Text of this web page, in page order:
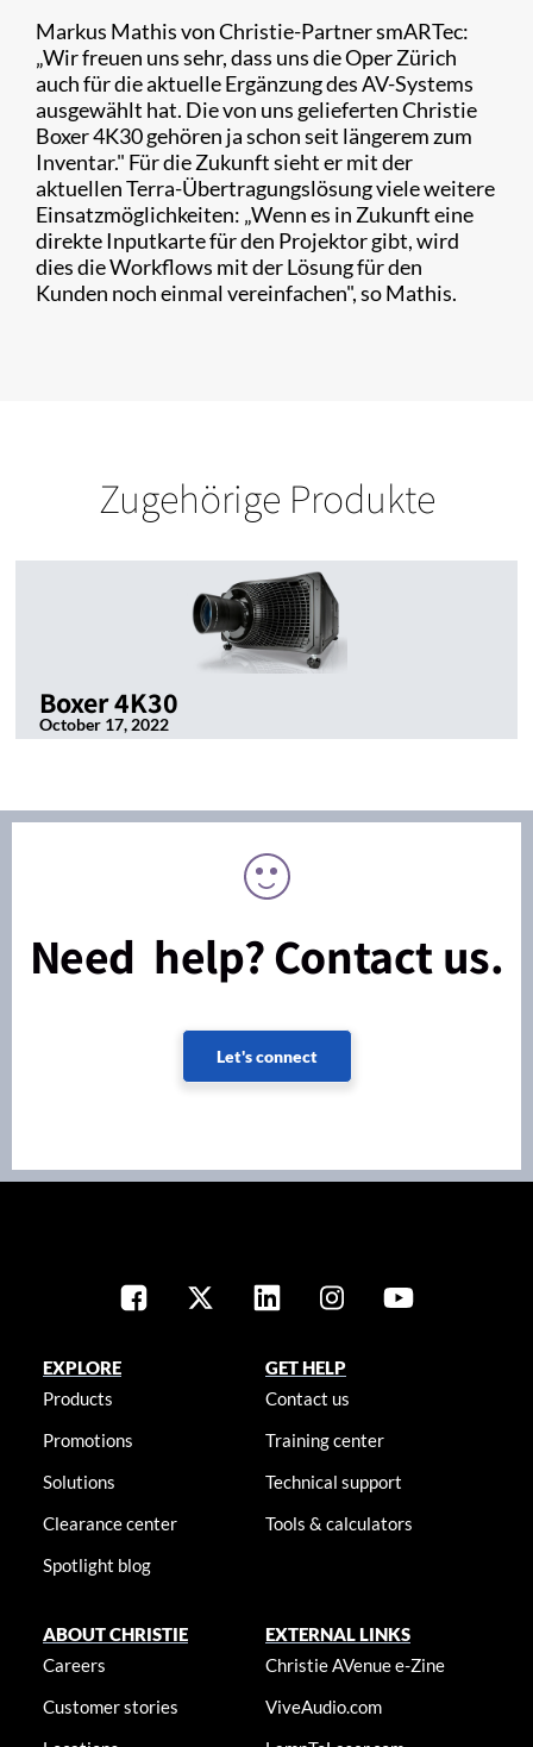
Markus Mathis von Christie-Partner smARTec:
„Wir freuen uns sehr, dass uns die Oper Zürich
auch für die aktuelle Ergänzung des AV-Systems
ausgewählt hat. Die von uns gelieferten Christie
Boxer 4K30 gehören ja schon seit längerem zum
Inventar." Für die Zukunft sieht er mit der
aktuellen Terra-Übertragungslösung viele weitere
Einsatzmöglichkeiten: „Wenn es in Zukunft eine
direkte Inputkarte für den Projektor gibt, wird
dies die Workflows mit der Lösung für den
Kunden noch einmal vereinfachen", so Mathis.
Zugehörige Produkte
Boxer 4K30
October 17, 2022
Need help? Contact us.
Let's connect
EXPLORE
Products
Promotions
Solutions
Clearance center
Spotlight blog
GET HELP
Contact us
Training center
Technical support
Tools & calculators
ABOUT CHRISTIE
Careers
Customer stories
EXTERNAL LINKS
Christie AVenue e-Zine
ViveAudio.com